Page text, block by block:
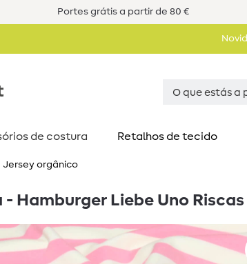
Portes grátis a partir de 80 €
de costura​ Retalhos de tecido
Jersey orgânico
Hamburger Liebe Uno